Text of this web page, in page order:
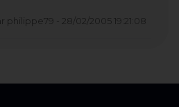
- 28/02/2005 19:21:08